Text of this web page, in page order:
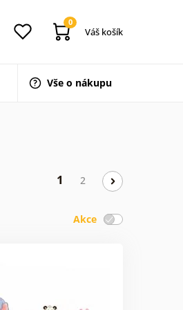
0
Váš košík
Vše o nákupu
1 2
Akce